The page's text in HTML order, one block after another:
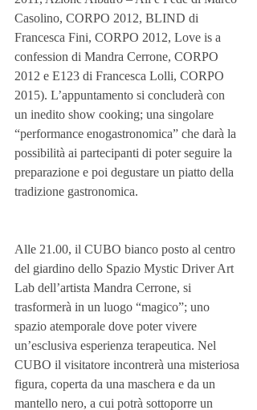
Casolino, CORPO 2012, BLIND di
Francesca Fini, CORPO 2012, Love is a
confession di Mandra Cerrone, CORPO
2012 e E123 di Francesca Lolli, CORPO
2015). L’appuntamento si concluderà con
un inedito show cooking; una singolare
“performance enogastronomica” che darà la
possibilità ai partecipanti di poter seguire la
preparazione e poi degustare un piatto della
tradizione gastronomica.
Alle 21.00, il CUBO bianco posto al centro
del giardino dello Spazio Mystic Driver Art
Lab dell’artista Mandra Cerrone, si
trasformerà in un luogo “magico”; uno
spazio atemporale dove poter vivere
un’esclusiva esperienza terapeutica. Nel
CUBO il visitatore incontrerà una misteriosa
figura, coperta da una maschera e da un
mantello nero, a cui potrà sottoporre un